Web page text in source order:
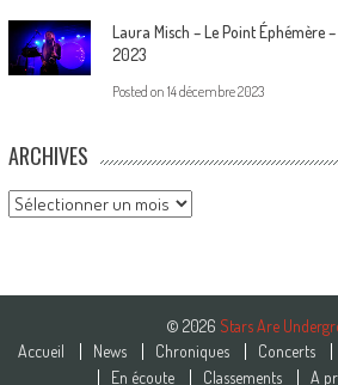
Laura Misch – Le Point Éphémère
2023
Posted on 14 décembre 2023
ARCHIVES
Archives
© 2026 Stars Are
Accueil
News Chroniques Concerts
En écoute
Classements A